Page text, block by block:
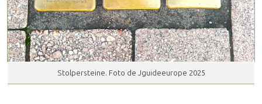
Stolpersteine. Foto de Jguideeurope 2025